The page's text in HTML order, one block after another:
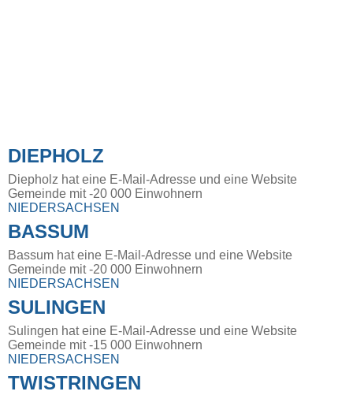
DIEPHOLZ
Diepholz hat eine E-Mail-Adresse und eine Website
Gemeinde mit -20 000 Einwohnern
NIEDERSACHSEN
BASSUM
Bassum hat eine E-Mail-Adresse und eine Website
Gemeinde mit -20 000 Einwohnern
NIEDERSACHSEN
SULINGEN
Sulingen hat eine E-Mail-Adresse und eine Website
Gemeinde mit -15 000 Einwohnern
NIEDERSACHSEN
TWISTRINGEN